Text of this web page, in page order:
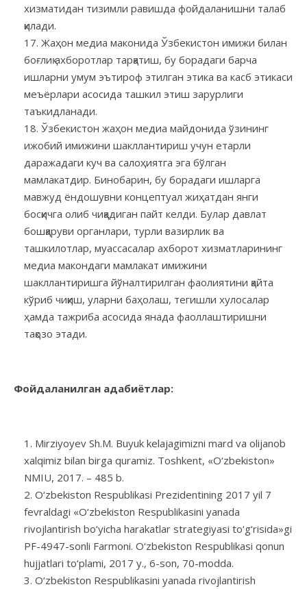
хизматидан тизимли равишда фойдаланишни талаб
қилади.
Жаҳон медиа маконида Ўзбекистон имижи билан
боғлиқ ахборотлар тарқатиш, бу борадаги барча
ишларни умум эътироф этилган этика ва касб этикаси
меъёрлари асосида ташкил этиш зарурлиги
таъкидланади.
Ўзбекистон жаҳон медиа майдонида ўзининг
ижобий имижини шакллантириш учун етарли
даражадаги куч ва салоҳиятга эга бўлган
мамлакатдир. Бинобарин, бу борадаги ишларга
мавжуд ёндошувни концептуал жиҳатдан янги
босқичга олиб чиқадиган пайт келди. Булар давлат
бошқаруви органлари, турли вазирлик ва
ташкилотлар, муассасалар ахборот хизматларининг
медиа макондаги мамлакат имижини
шакллантиришга йўналтирилган фаолиятини қайта
кўриб чиқиш, уларни баҳолаш, тегишли хулосалар
ҳамда тажриба асосида янада фаоллаштиришни
тақозо этади.
Фойдаланилган адабиётлар:
Mirziyoyev Sh.M. Buyuk kelajagimizni mard va olijanob
xalqimiz bilan birga quramiz. Toshkent, «O‘zbekiston»
NMIU, 2017. – 485 b.
O‘zbekiston Respublikasi Prezidentining 2017 yil 7
fevraldagi «O‘zbekiston Respublikasini yanada
rivojlantirish bo‘yicha harakatlar strategiyasi to‘g‘risida»gi
PF-4947-sonli Farmoni. O‘zbekiston Respublikasi qonun
hujjatlari to‘plami, 2017 y., 6-son, 70-modda.
O‘zbekiston Respublikasini yanada rivojlantirish